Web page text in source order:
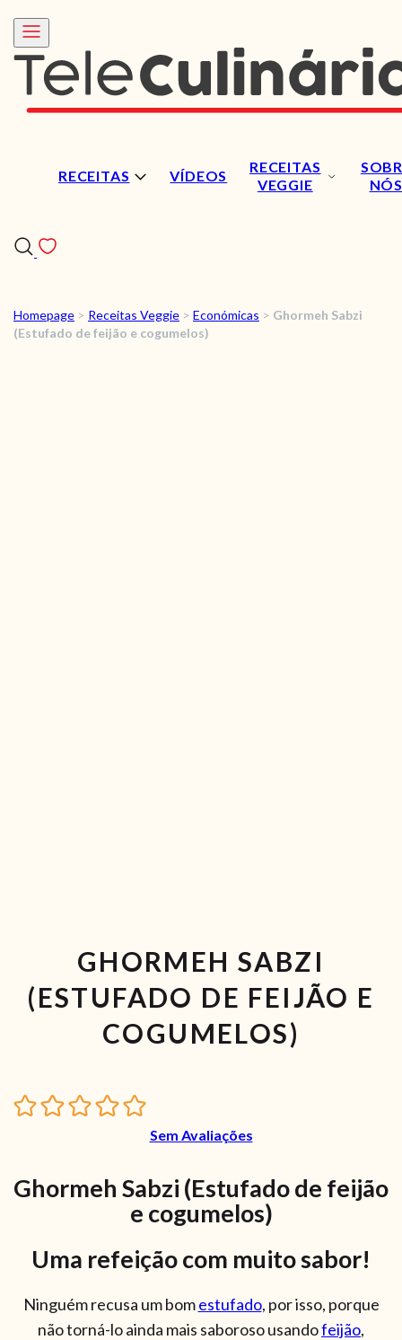
RECEITAS VÍDEOS
RECEITAS
VEGGIE
NÓS
RECEITAS
Homepage > Receitas Veggie > Económicas > Ghormeh Sabzi
(Estufado de feijão e cogumelos)
GHORMEH SABZI
(ESTUFADO DE FEIJÃO E
COGUMELOS)
Sem Avaliações
Ghormeh Sabzi (Estufado de feijão
e cogumelos)
Uma refeição com muito sabor!
Ninguém recusa um bomestufado, por isso, porque
não torná-lo ainda mais saboroso usandofeijão,